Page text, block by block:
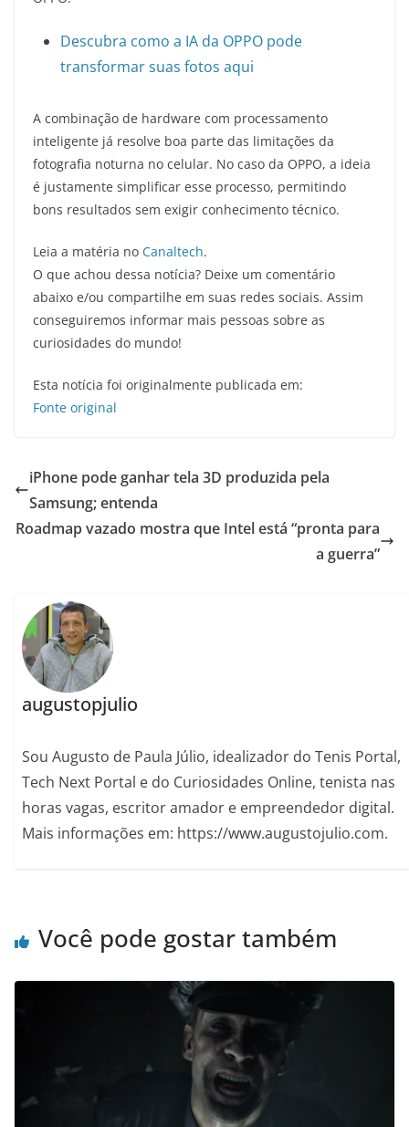
Descubra como a IA da OPPO pode
transformar suas fotos aqui
A combinação de hardware com processamento
inteligente já resolve boa parte das limitações da
fotografia noturna no celular. No caso da OPPO, a ideia
é justamente simplificar esse processo, permitindo
bons resultados sem exigir conhecimento técnico.
Leia a matéria no Canaltech.
O que achou dessa notícia? Deixe um comentário
abaixo e/ou compartilhe em suas redes sociais. Assim
conseguiremos informar mais pessoas sobre as
curiosidades do mundo!
Esta notícia foi originalmente publicada em:
Fonte original
iPhone pode ganhar tela 3D produzida pela
Samsung; entenda
Roadmap vazado mostra que Intel está “pronta para
a guerra”
augustopjulio
Sou Augusto de Paula Júlio, idealizador do Tenis Portal,
Tech Next Portal e do Curiosidades Online, tenista nas
horas vagas, escritor amador e empreendedor digital.
Mais informações em: https://www.augustojulio.com.
Você pode gostar também